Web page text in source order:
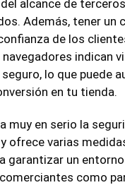
alcance de terceros
Además, tener un
de los
indican
lo que puede
en tu tienda.
muy en serio la
ofrece varias
garantizar un
como